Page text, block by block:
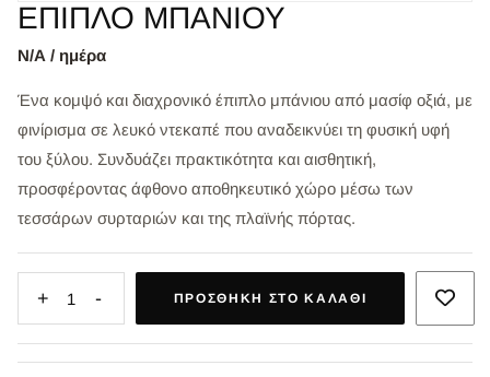
ΕΠΙΠΛΟ ΜΠΑΝΙΟΥ
Ν/Α / ημέρα
Ένα κομψό και διαχρονικό έπιπλο μπάνιου από μασίφ οξιά, με
φινίρισμα σε λευκό ντεκαπέ που αναδεικνύει τη φυσική υφή
του ξύλου. Συνδυάζει πρακτικότητα και αισθητική,
προσφέροντας άφθονο αποθηκευτικό χώρο μέσω των
τεσσάρων συρταριών και της πλαϊνής πόρτας.
+ 1 - ΠΡΟΣΘΉΚΗ ΣΤΟ ΚΑΛΆΘΙ